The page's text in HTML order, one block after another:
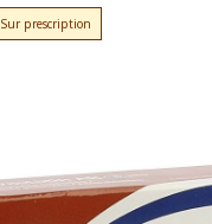
Sur prescription